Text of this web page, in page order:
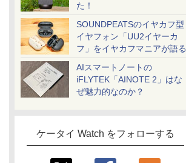
た！
SOUNDPEATSのイヤカフ型
イヤフォン「UU2イヤーカ
フ」をイヤカフマニアが語る
AIスマートノートの
iFLYTEK「AINOTE 2」はな
ぜ魅力的なのか？
ケータイ Watch をフォローする